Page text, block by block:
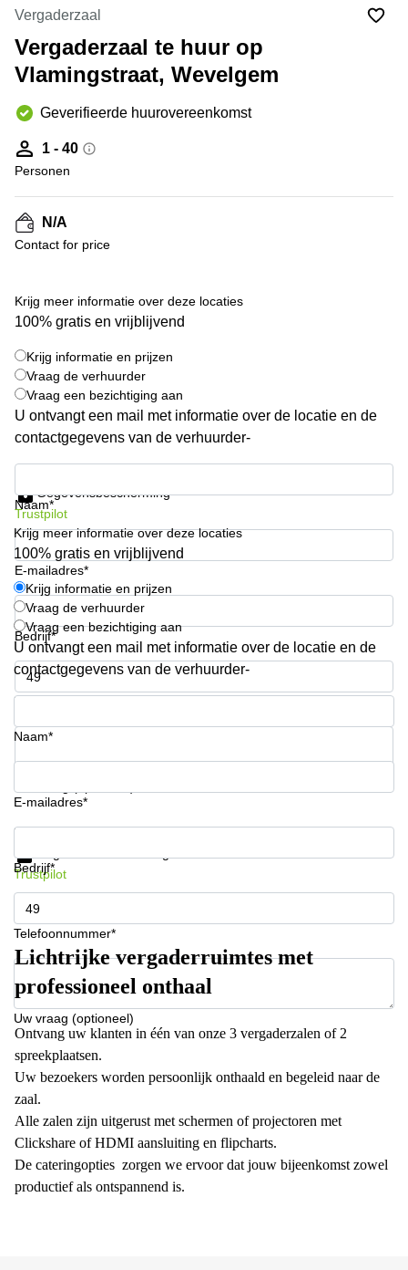
huren
Elsene
Brugge
Herentals
Aalst
Mechelen
Coworking-
ruimtes te
huur in
Gent
Coworking
Niklaas
huren in
Gent
Handelspand
Location
centre
à Mons
Huren
virtueel
kantoor in
Antwerpen
Antwerpen
Locaux
commerciaux
à louer en
Bruxelles
Kantoor
te huur
in Sint-
Niklaas
Vergaderzaal
Vergaderzaal te huur op
Vlamingstraat, Wevelgem
Geverifieerde huurovereenkomst
1 - 40
Personen
N/A
Contact for price
Krijg meer informatie over deze locaties
100% gratis en vrijblijvend
Krijg informatie en prijzen
Vraag de verhuurder
Vraag een bezichtiging aan
U ontvangt een mail met informatie over de locatie en de
contactgegevens van de verhuurder-
Naam*
E-mailadres*
Bedrijf*
Telefoonnummer*
Gegevensbescherming
Trustpilot
Krijg meer informatie over deze locaties
100% gratis en vrijblijvend
Krijg informatie en prijzen
Vraag de verhuurder
Vraag een bezichtiging aan
U ontvangt een mail met informatie over de locatie en de
contactgegevens van de verhuurder-
Naam*
E-mailadres*
Bedrijf*
Telefoonnummer*
Uw vraag (optioneel)
Krijg informatie en prijzen
Trustpilot
Lichtrijke vergaderruimtes met
professioneel onthaal
Ontvang uw klanten in één van onze 3 vergaderzalen of 2
spreekplaatsen.
Uw bezoekers worden persoonlijk onthaald en begeleid naar de
zaal.
Alle zalen zijn uitgerust met schermen of projectoren met
Clickshare of HDMI aansluiting en flipcharts.
De cateringopties zorgen we ervoor dat jouw bijeenkomst zowel
productief als ontspannend is.